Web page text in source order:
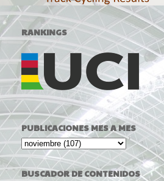
RANKINGS
PUBLICACIONES MES A MES
BUSCADOR DE CONTENIDOS